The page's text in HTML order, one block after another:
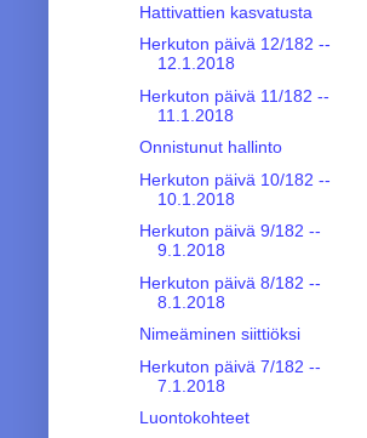
Hattivattien kasvatusta
Herkuton päivä 12/182 --
12.1.2018
Herkuton päivä 11/182 --
11.1.2018
Onnistunut hallinto
Herkuton päivä 10/182 --
10.1.2018
Herkuton päivä 9/182 --
9.1.2018
Herkuton päivä 8/182 --
8.1.2018
Nimeäminen siittiöksi
Herkuton päivä 7/182 --
7.1.2018
Luontokohteet